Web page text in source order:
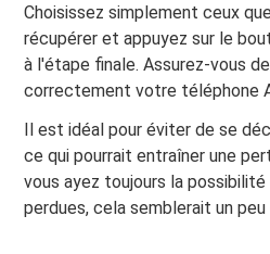
Choisissez simplement ceux
récupérer et appuyez sur le
à l'étape finale. Assurez-vous
correctement votre téléphone
Il est idéal pour éviter de se
ce qui pourrait entraîner une
vous ayez toujours la
perdues, cela semblerait un